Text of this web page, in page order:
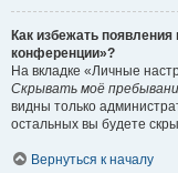
Как избежать
конференции»?
На вкладке «Личные
Скрывать моё
видны только
остальных вы будете
Вернуться к началу